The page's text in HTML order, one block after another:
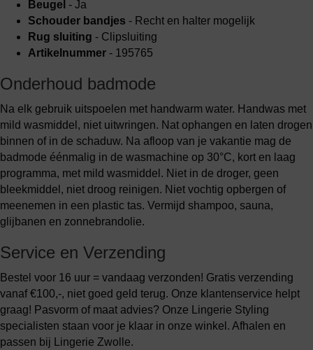
Beugel - Ja
Schouder bandjes - Recht en halter mogelijk
Rug sluiting - Clipsluiting
Artikelnummer - 195765
Onderhoud badmode
Na elk gebruik uitspoelen met handwarm water. Handwas met
mild wasmiddel, niet uitwringen. Nat ophangen en laten drogen
binnen of in de schaduw. Na afloop van je vakantie mag de
badmode éénmalig in de wasmachine op 30°C, kort en laag
programma, met mild wasmiddel. Niet in de droger, geen
bleekmiddel, niet droog reinigen. Niet vochtig opbergen of
meenemen in een plastic tas. Vermijd shampoo, sauna,
glijbanen en zonnebrandolie.
Service en Verzending
Bestel voor 16 uur = vandaag verzonden! Gratis verzending
vanaf €100,-, niet goed geld terug. Onze klantenservice helpt
graag! Pasvorm of maat advies? Onze Lingerie Styling
specialisten staan voor je klaar in onze winkel. Afhalen en
passen bij Lingerie Zwolle.